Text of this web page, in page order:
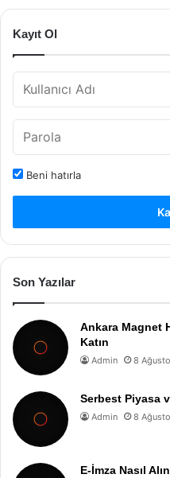
Kayıt Ol
Beni hatırla
Son Yazılar
Ankara Magnet
Katın
Admin 8
Serbest Piyasa
Admin 8
E-İmza Nasıl